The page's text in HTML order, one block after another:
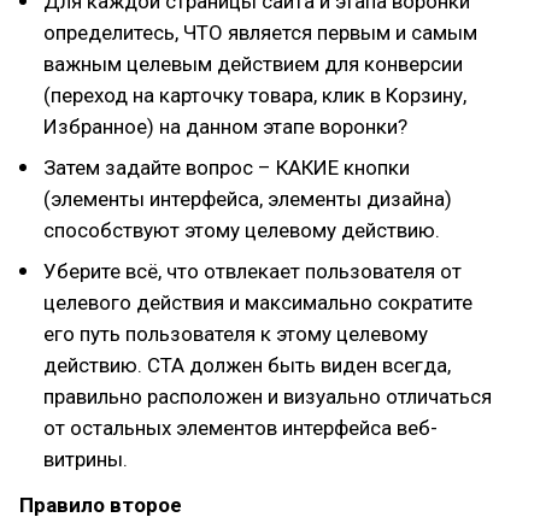
определитесь, ЧТО является первым и самым
важным целевым действием для конверсии
(переход на карточку товара, клик в Корзину,
Избранное) на данном этапе воронки?
Затем задайте вопрос – КАКИЕ кнопки
(элементы интерфейса, элементы дизайна)
способствуют этому целевому действию.
Уберите всё, что отвлекает пользователя от
целевого действия и максимально сократите
его путь пользователя к этому целевому
действию. CTA должен быть виден всегда,
правильно расположен и визуально отличаться
от остальных элементов интерфейса веб-
витрины.
Правило второе